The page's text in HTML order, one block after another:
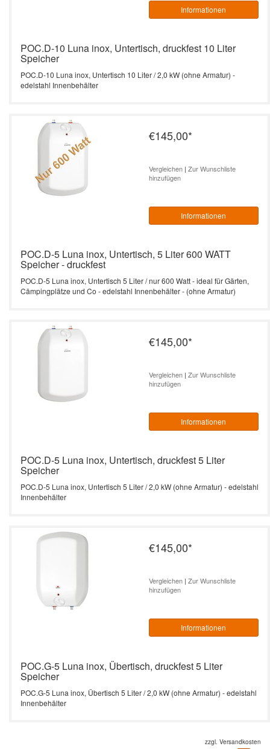
Informationen
POC.D-10 Luna inox, Untertisch, druckfest 10 Liter
Speicher
POC.D-10 Luna inox, Untertisch 10 Liter / 2,0 kW (ohne Armatur) -
edelstahl Innenbehälter
€145,00*
Vergleichen| Zur Wunschliste
hinzufügen
Informationen
POC.D-5 Luna inox, Untertisch, 5 Liter 600 WATT
Speicher - druckfest
POC.D-5 Luna inox, Untertisch 5 Liter / nur 600 Watt - ideal für Gärten,
Cämpingplätze und Co - edelstahl Innenbehälter - (ohne Armatur)
€145,00*
Vergleichen| Zur Wunschliste
hinzufügen
Informationen
POC.D-5 Luna inox, Untertisch, druckfest 5 Liter
Speicher
POC.D-5 Luna inox, Untertisch 5 Liter / 2,0 kW (ohne Armatur) - edelstahl
Innenbehälter
€145,00*
Vergleichen| Zur Wunschliste
hinzufügen
Informationen
POC.G-5 Luna inox, Übertisch, druckfest 5 Liter
Speicher
POC.G-5 Luna inox, Übertisch 5 Liter / 2,0 kW (ohne Armatur) - edelstahl
Innenbehälter
zzgl. Versandkosten